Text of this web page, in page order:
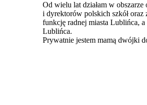
Od wielu lat działam w
i dyrektorów polskich szkół
funkcję radnej miasta Lublińca, a
Lublińca.
Prywatnie jestem mamą dwójki